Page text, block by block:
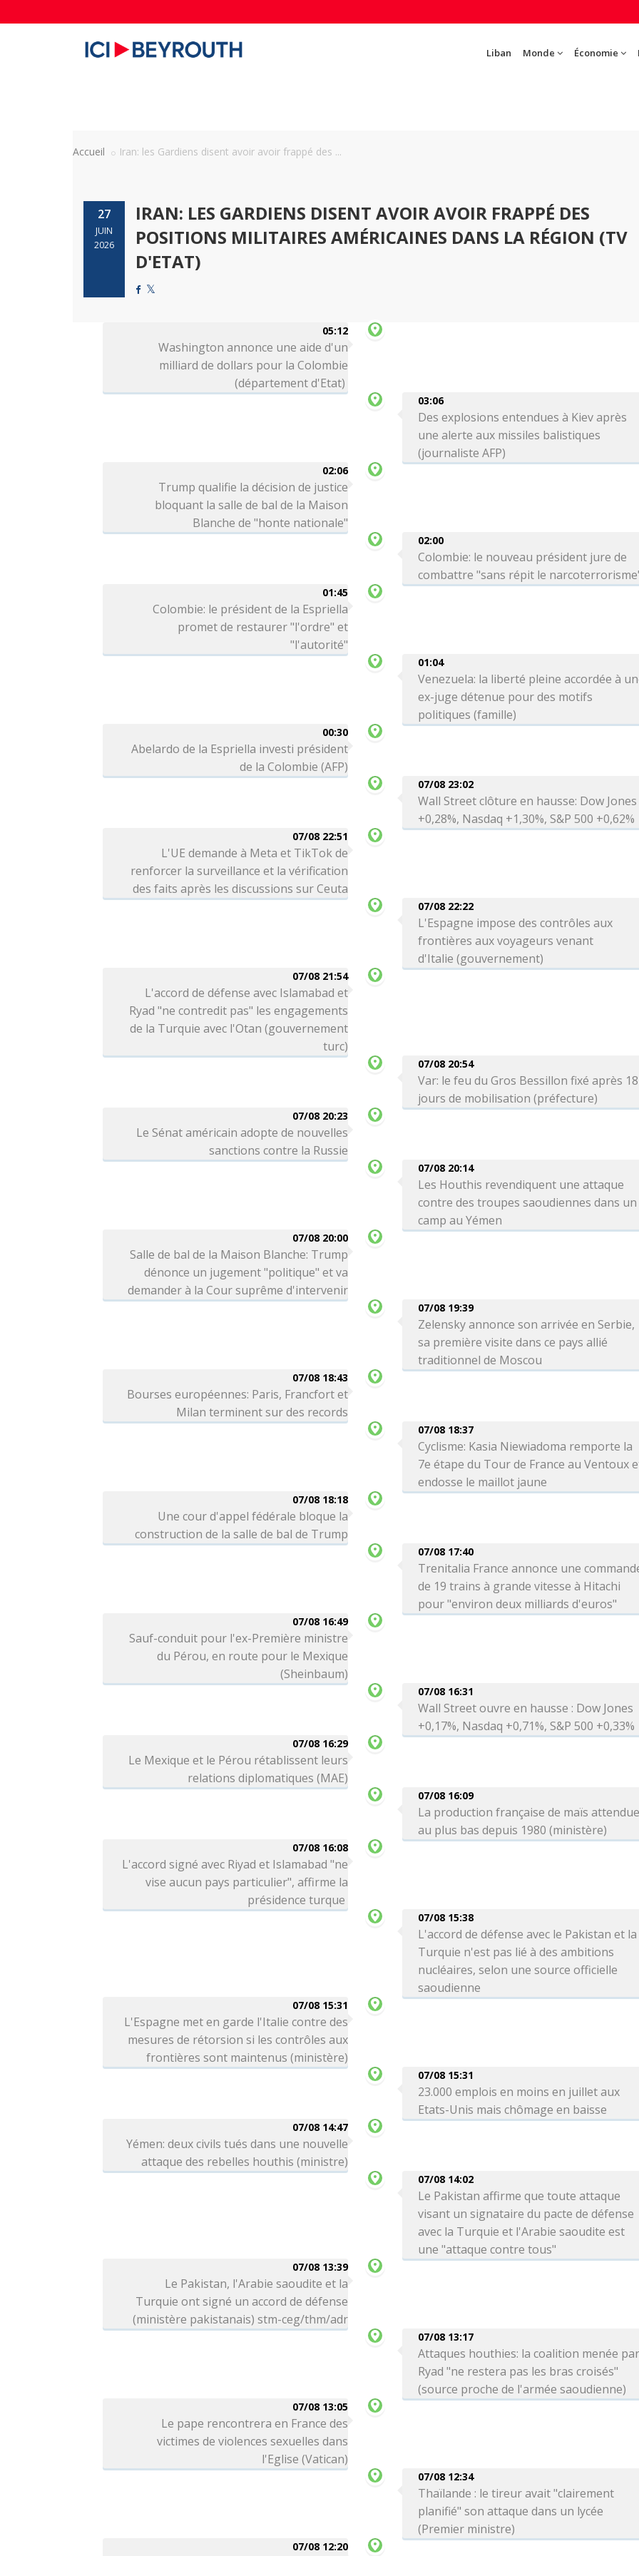
Liban Monde Économie
Accueil Iran: les Gardiens disent avoir avoir frappé des ...
27
JUIN
2026
IRAN: LES GARDIENS DISENT AVOIR AVOIR FRAPPÉ DES
POSITIONS MILITAIRES AMÉRICAINES DANS LA RÉGION (TV
D'ETAT)
05:12
Washington annonce une aide d'un
milliard de dollars pour la Colombie
(département d'Etat)
03:06
Des explosions entendues à Kiev après
une alerte aux missiles balistiques
(journaliste AFP)
02:06
Trump qualifie la décision de justice
bloquant la salle de bal de la Maison
Blanche de "honte nationale"
02:00
Colombie: le nouveau président jure de
combattre "sans répit le
01:45
Colombie: le président de la Espriella
promet de restaurer "l'ordre" et
"l'autorité"
01:04
Venezuela: la liberté pleine accordée à
ex-juge détenue pour des motifs
politiques (famille)
00:30
Abelardo de la Espriella investi président
de la Colombie (AFP)
07/08 23:02
Wall Street clôture en hausse: Dow Jones
+0,28%, Nasdaq +1,30%, S&P 500 +0,62%
07/08 22:51
L'UE demande à Meta et TikTok de
renforcer la surveillance et la vérification
des faits après les discussions sur Ceuta
07/08 22:22
L'Espagne impose des contrôles aux
frontières aux voyageurs venant
d'Italie (gouvernement)
07/08 21:54
L'accord de défense avec Islamabad et
Ryad "ne contredit pas" les engagements
de la Turquie avec l'Otan (gouvernement
turc)
07/08 20:54
Var: le feu du Gros Bessillon fixé après 18
jours de mobilisation (préfecture)
07/08 20:23
Le Sénat américain adopte de nouvelles
sanctions contre la Russie
07/08 20:14
Les Houthis revendiquent une attaque
contre des troupes saoudiennes dans un
camp au Yémen
07/08 20:00
Salle de bal de la Maison Blanche: Trump
dénonce un jugement "politique" et va
demander à la Cour suprême d'intervenir
07/08 19:39
Zelensky annonce son arrivée en Serbie,
sa première visite dans ce pays allié
traditionnel de Moscou
07/08 18:43
Bourses européennes: Paris, Francfort et
Milan terminent sur des records
07/08 18:37
Cyclisme: Kasia Niewiadoma remporte la
7e étape du Tour de France au Ventoux
endosse le maillot jaune
07/08 18:18
Une cour d'appel fédérale bloque la
construction de la salle de bal de Trump
07/08 17:40
Trenitalia France annonce une
de 19 trains à grande vitesse à Hitachi
pour "environ deux milliards d'euros"
07/08 16:49
Sauf-conduit pour l'ex-Première ministre
du Pérou, en route pour le Mexique
(Sheinbaum)
07/08 16:31
Wall Street ouvre en hausse : Dow Jones
+0,17%, Nasdaq +0,71%, S&P 500 +0,33%
07/08 16:29
Le Mexique et le Pérou rétablissent leurs
relations diplomatiques (MAE)
07/08 16:09
La production française de maïs
au plus bas depuis 1980 (ministère)
07/08 16:08
L'accord signé avec Riyad et Islamabad "ne
vise aucun pays particulier", affirme la
présidence turque
07/08 15:38
L'accord de défense avec le Pakistan et la
Turquie n'est pas lié à des ambitions
nucléaires, selon une source officielle
saoudienne
07/08 15:31
L'Espagne met en garde l'Italie contre des
mesures de rétorsion si les contrôles aux
frontières sont maintenus (ministère)
07/08 15:31
23.000 emplois en moins en juillet aux
Etats-Unis mais chômage en baisse
07/08 14:47
Yémen: deux civils tués dans une nouvelle
attaque des rebelles houthis (ministre)
07/08 14:02
Le Pakistan affirme que toute attaque
visant un signataire du pacte de défense
avec la Turquie et l'Arabie saoudite est
une "attaque contre tous"
07/08 13:39
Le Pakistan, l'Arabie saoudite et la
Turquie ont signé un accord de défense
(ministère pakistanais) stm-ceg/thm/adr
07/08 13:17
Attaques houthies: la coalition menée
Ryad "ne restera pas les bras croisés"
(source proche de l'armée saoudienne)
07/08 13:05
Le pape rencontrera en France des
victimes de violences sexuelles dans
l'Eglise (Vatican)
07/08 12:34
Thaïlande : le tireur avait "clairement
planifié" son attaque dans un lycée
(Premier ministre)
07/08 12:20